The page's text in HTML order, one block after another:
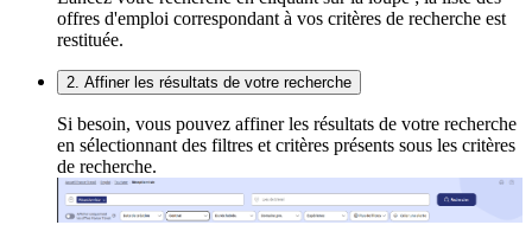
offres d'emploi correspondant à vos critères de recherche est
restituée.
2. Affiner les résultats de votre recherche
Si besoin, vous pouvez affiner les résultats de votre recherche
en sélectionnant des filtres et critères présents sous les critères
de recherche.